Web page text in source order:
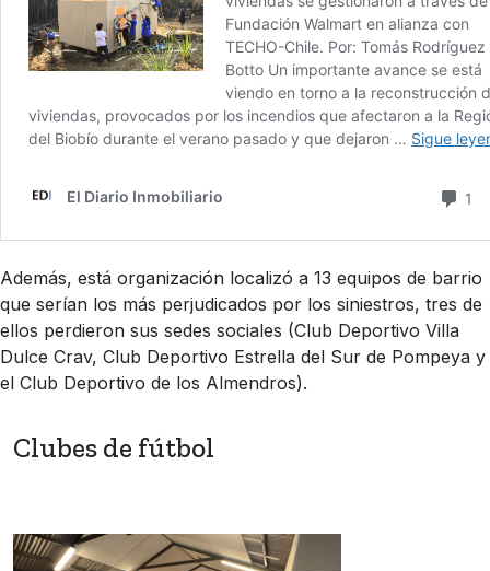
Además, está organización localizó a 13 equipos de barrio
que serían los más perjudicados por los siniestros, tres de
ellos perdieron sus sedes sociales (Club Deportivo Villa
Dulce Crav, Club Deportivo Estrella del Sur de Pompeya y
el Club Deportivo de los Almendros).
Clubes de fútbol